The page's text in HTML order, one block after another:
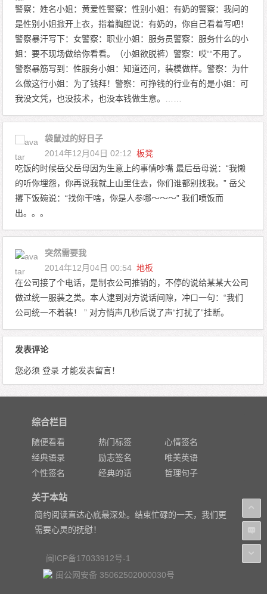
警察：姓名小姐：黄爱性警察：性别小姐：有奶的警察：我问的
是性别小姐掀开上衣，指着胸膛说：有奶的，你自己看着写吧！
警察暴汗写下：女警察：职业小姐：服务员警察：服务什么的小
姐：要不现场做给你看看。（小姐欲脱裤）警察：哎““不用了。
警察暴筋写到：性服务小姐：知道还问，装模做样。警察：为什
么做这行小姐：为了钱拜！警察：可挣钱的行业有的是小姐：可
我没文凭，也没技术，也没本钱做生意。……
袋鼠过的好日子
2014年12月04日 02:12 板凳
吃饭的时候岳父岳母因为生意上的事情吵嘴 最后岳母说：“我懒
的听你埋怨，你再说我就上山里住去，你们谁都别找我。” 岳父
撂下饭碗说：“找你干啥，你是人参哪～～～” 我们喷饭而
出。。。
突然需要我
2014年12月04日 00:54 地板
在公司接了个电话，是制衣公司推销的，不停的说给某某大公司
做过统一服装之类。本人逮到对方说话间隙，冲口一句：“我们
公司统一不着装！ ” 对方悄声几秒后说了声“打扰了”挂断。
发表评论
您必须 登录 才能发表留言！
综合栏目
随便看看 热门标签
心情签名
经典语录
励志签名
唯美英语
个性签名
经典的话 哲理句子
关于本站
简约阅读直达心底最深处。结束忙碌的一天，我们更
需要心灵的抚慰！
闽ICP备17033912号-1
闽公网安备 35062502000030号